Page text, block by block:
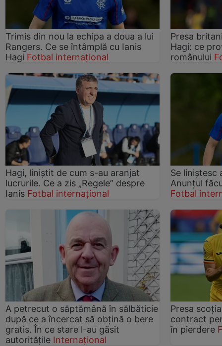
Trimis din nou la echipa a doua a lui
Rangers. Ce se întâmplă cu Ianis
Hagi Fotbal internațional
Presa
Hagi: ce
românului
Hagi, liniștit de cum s-au aranjat
lucrurile. Ce a zis „Regele” despre
Ianis Fotbal internațional
Se liniștesc
Anunțul
Fotbal
A petrecut o săptămână în sălbăticie
după ce a încercat să obțină o bere
gratis. În ce stare l-au găsit
autoritățile Internațional
Presa
contract
în pierdere